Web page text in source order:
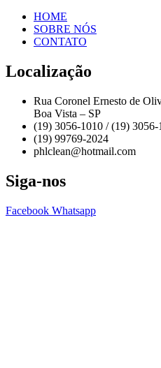
HOME
SOBRE NÓS
CONTATO
Localização
Rua Coronel Ernesto de
Boa Vista – SP
(19) 3056-1010 / (19) 3056-
(19) 99769-2024
phlclean@hotmail.com
Siga-nos
Facebook Whatsapp